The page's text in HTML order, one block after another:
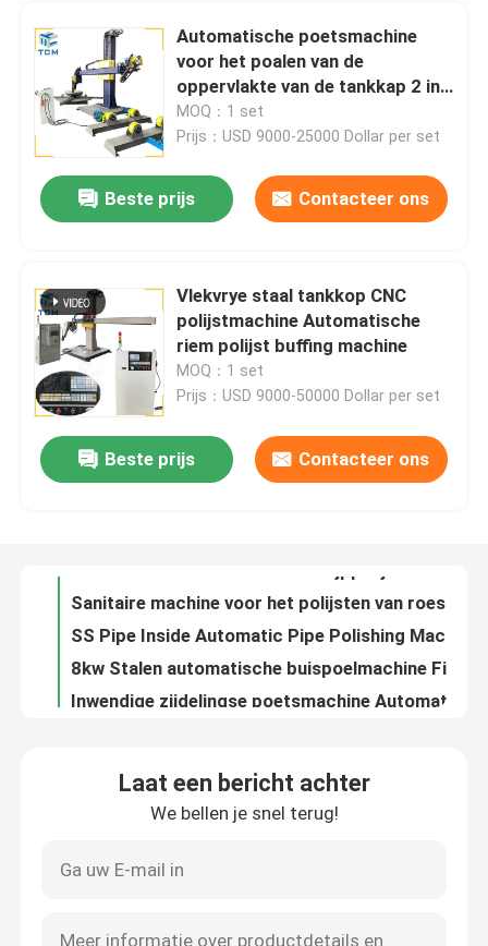
Huis
Producten
Over ons
Neem contact met ons op
Vraag een offerte
Tankpoetsmachine
Automatische poetsmachine
voor het poalen van de
oppervlakte van de tankkap 2 in
18 - 12 M2/uur
MOQ：1 set
Prijs：USD 9000-25000 Dollar per set
Beste prijs Contacteer ons
Vlekvrye staal tankkop CNC
polijstmachine Automatische
riem polijst buffing machine
MOQ：1 set
Prijs：USD 9000-50000 Dollar per set
Beste prijs Contacteer ons
PLC Volautomatische Interne Pijppolijstmachine met 6m Max. Lengte en 0,25μm Oppervlakteruwheid
Vruchtstaalstaafdraadpoetsmachine Automatische 25 mm staaf slijpmachine
35kw Rod Surface Wire Polishing Machine Geautomatiseerde slijpmachine
Laat een bericht achter
We bellen je snel terug!